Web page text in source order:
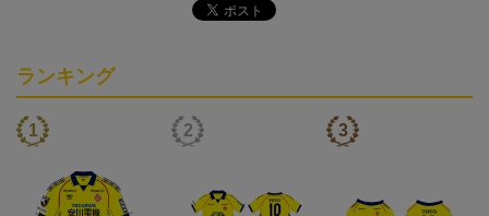
ランキング